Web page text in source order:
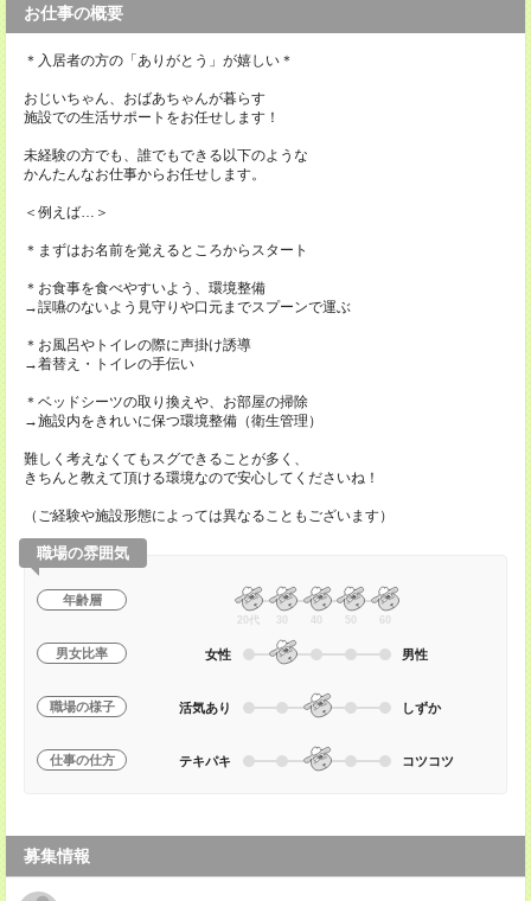
お仕事の概要
＊入居者の方の「ありがとう」が嬉しい＊
おじいちゃん、おばあちゃんが暮らす
施設での生活サポートをお任せします！
未経験の方でも、誰でもできる以下のような
かんたんなお仕事からお任せします。
＜例えば…＞
＊まずはお名前を覚えるところからスタート
＊お食事を食べやすいよう、環境整備
→誤嚥のないよう見守りや口元までスプーンで運ぶ
＊お風呂やトイレの際に声掛け誘導
→着替え・トイレの手伝い
＊ベッドシーツの取り換えや、お部屋の掃除
→施設内をきれいに保つ環境整備（衛生管理）
難しく考えなくてもスグできることが多く、
きちんと教えて頂ける環境なので安心してくださいね！
（ご経験や施設形態によっては異なることもございます）
職場の雰囲気
年齢層
20代 30 40 50 60
男女比率 女性 男性
職場の様子 活気あり しずか
仕事の仕方 テキパキ コツコツ
募集情報